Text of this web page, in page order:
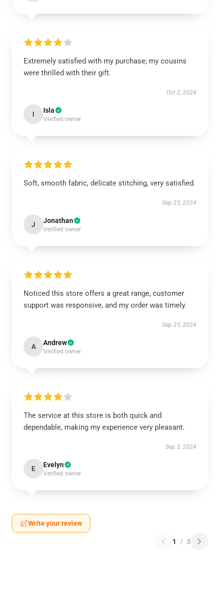
Extremely satisfied with my purchase; my cousins
were thrilled with their gift.
Oct 2, 2024
I Isla
Verified owner
Soft, smooth fabric, delicate stitching, very satisfied.
Sep 25, 2024
J Jonathan
Verified owner
Noticed this store offers a great range, customer
support was responsive, and my order was timely.
Sep 25, 2024
A Andrew
Verified owner
The service at this store is both quick and
dependable, making my experience very pleasant.
Sep 5, 2024
E Evelyn
Verified owner
Write your review
1 / 3